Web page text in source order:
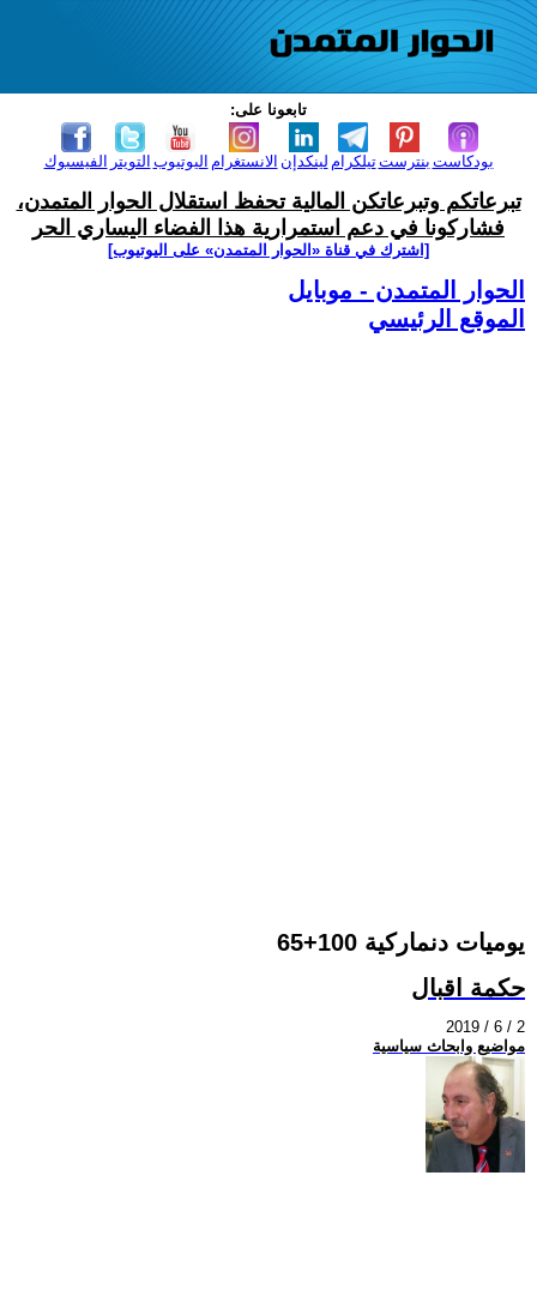
تابعونا على:
الفيسبوك التويتر اليوتيوب الانستغرام لينكدإن تيلكرامبنترست بودكاست
تبرعاتكم وتبرعاتكن المالية تحفظ استقلال الحوار المتمدن،
فشاركونا في دعم استمرارية هذا الفضاء اليساري الحر
[اشترك في قناة ‫«الحوار المتمدن» على اليوتيوب]
الحوار المتمدن - موبايل
الموقع الرئيسي
يوميات دنماركية 100+65
حكمة اقبال
2019 / 6 / 2
مواضيع وابحاث سياسية